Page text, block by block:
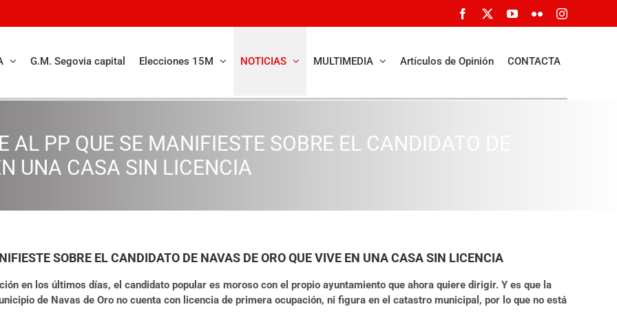
Facebook YouTube
FlickrInstagram
G.M. Segovia capital Elecciones 15M NOTICIAS MULTIMEDIA Artículos de Opinión CONTACTA
AL PP QUE SE MANIFIESTE SOBRE EL CANDIDATO DE
UNA CASA SIN LICENCIA
SOBRE EL CANDIDATO DE NAVAS DE ORO QUE VIVE EN UNA CASA SIN LICENCIA
en los últimos días, el candidato popular es moroso con el propio ayuntamiento que ahora quiere dirigir. Y es que la
de Navas de Oro no cuenta con licencia de primera ocupación, ni figura en el catastro municipal, por lo que no está